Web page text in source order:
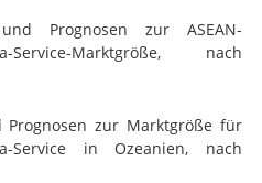
Prognosen zur ASEAN-
a-Service-Marktgröße, nach
Prognosen zur Marktgröße für
a-Service in Ozeanien, nach